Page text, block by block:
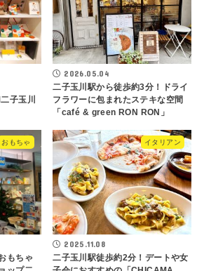
子玉川
2026.05.04
二子玉川駅から徒歩約3分！ドライ
フラワーに包まれたステキな空間
「café & green RON RON」
おもちゃ
もちゃ
イタリアン
2025.11.08
二子玉川駅徒歩約2分！デートや女